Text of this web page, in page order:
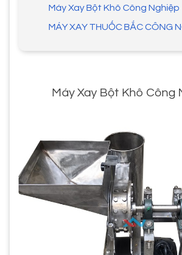
Máy Xay Bột Khô Công Nghiệp
MÁY XAY THUỐC BẮC CÔNG
Máy Xay Bột Khô Công